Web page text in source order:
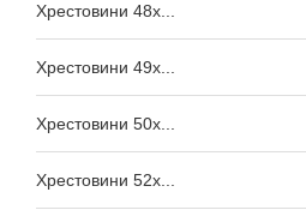
Хрестовини 48x...
Хрестовини 49x...
Хрестовини 50x...
Хрестовини 52x...